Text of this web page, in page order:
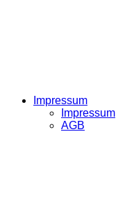
Impressum
Impressum
AGB